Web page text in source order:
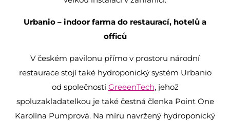
Urbanio – indoor farma do restaurací, hotelů a
officů
V českém pavilonu přímo v prostoru národní
restaurace stojí také hydroponický systém Urbanio
od společnosti GreeenTech, jehož
spoluzakladatelkou je také čestná členka Point One
Karolína Pumprová. Na míru navržený hydroponický